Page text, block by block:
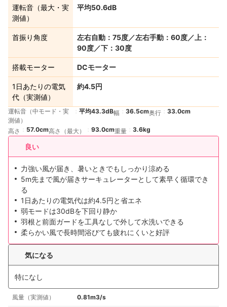
運転音（最大・実
測値）
平均50.6dB
首振り角度
左右自動：75度／左右手動：60度／上：
90度／下：30度
搭載モーター DCモーター
1日あたりの電気
代（実測値）
約4.5円
運転音（中モード・実
測値）
平均43.3dB幅 36.5cm奥行 33.0cm
高さ 57.0cm高さ（最大） 93.0cm重量 3.6kg
良い
力強い風が届き、暑いときでもしっかり涼める
5m先まで風が届きサーキュレーターとして素早く循環でき
る
1日あたりの電気代は約4.5円と省エネ
弱モードは30dBを下回り静か
羽根と前面ガードを工具なしで外して水洗いできる
柔らかい風で長時間浴びても疲れにくいと好評
気になる
特になし
風量（実測値） 0.81m3/s